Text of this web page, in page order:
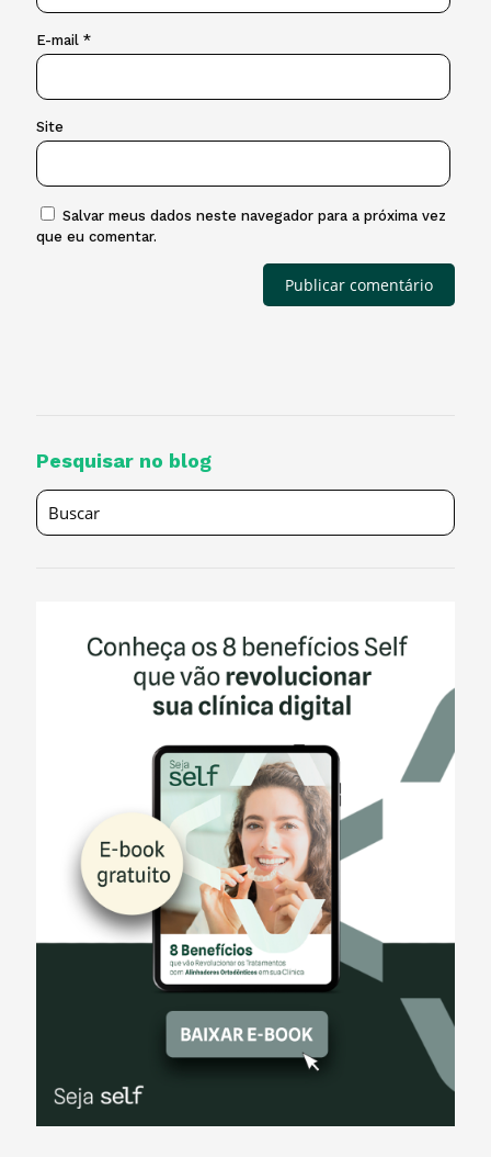
E-mail *
Site
Salvar meus dados neste navegador para a próxima vez
que eu comentar.
Pesquisar no blog